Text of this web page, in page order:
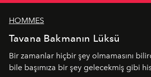
HOMMES
Tavana Bakmanın Lüksü
Bir zamanlar hiçbir şey olmamasını
bile başımıza bir şey gelecekmiş gibi